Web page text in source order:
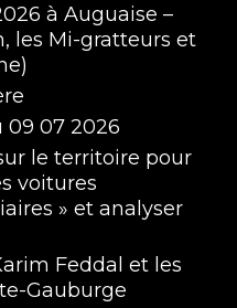
- Saison 9 #01
à Auguaise –
les Mi-gratteurs et
09 07 2026
le territoire pour
voitures
» et analyser
Feddal et les
Gauburge